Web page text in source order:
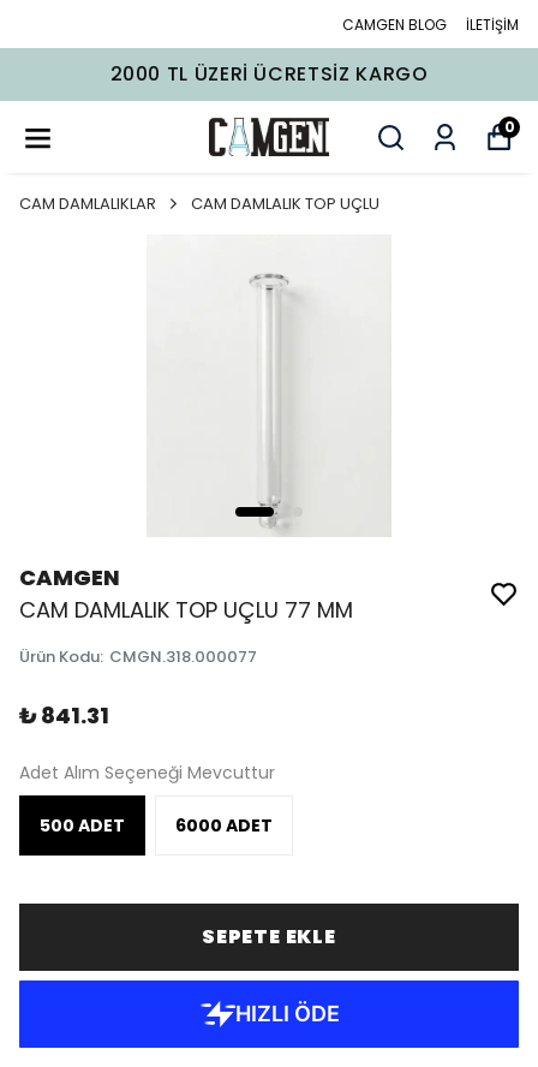
CAMGEN BLOG İLETİŞİM
2000 TL ÜZERI ÜCRETSIZ KARGO
0
CAM DAMLALIKLAR CAM DAMLALIK TOP UÇLU
CAMGEN
CAM DAMLALIK TOP UÇLU 77 MM
Ürün Kodu: CMGN.318.000077
₺ 841.31
Adet Alım Seçeneği Mevcuttur
500 ADET 6000 ADET
SEPETE EKLE